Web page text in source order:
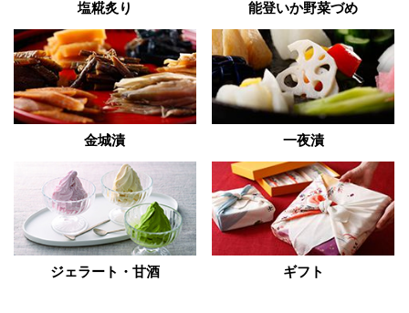
塩糀炙り 能登いか野菜づめ
金城漬 一夜漬
ジェラート・甘酒 ギフト